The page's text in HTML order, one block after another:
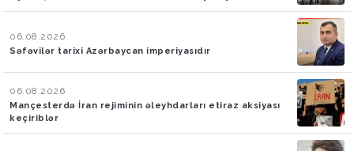
06.08.2026
Səfəvilər tarixi Azərbaycan imperiyasıdır
06.08.2026
Mançesterdə İran rejiminin əleyhdarları etiraz aksiyası
keçiriblər